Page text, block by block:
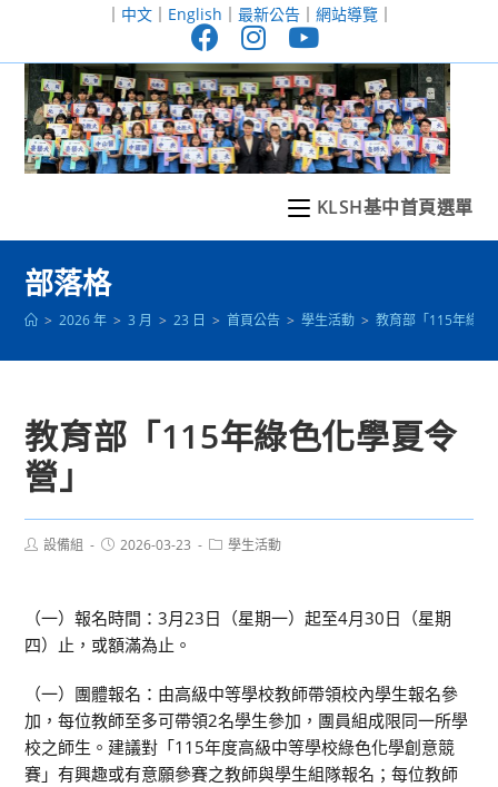
至
｜ 中文｜ English ｜ 最新公告｜ 網站導覽｜
KLSH基中首頁選單
部落格
> 2026 年 > 3 月 > 23 日 > 首頁公告 > 學生活動 > 教育部「115年綠色
教育部「115年綠色化學夏令
營」
Post設備組
Post2026-03-23
Post學生活動
（一）報名時間：3月23日（星期一）起至4月30日（星期
四）止，或額滿為止。
（一）團體報名：由高級中等學校教師帶領校內學生報名參
加，每位教師至多可帶領2名學生參加，團員組成限同一所學
校之師生。建議對「115年度高級中等學校綠色化學創意競
賽」有興趣或有意願參賽之教師與學生組隊報名；每位教師